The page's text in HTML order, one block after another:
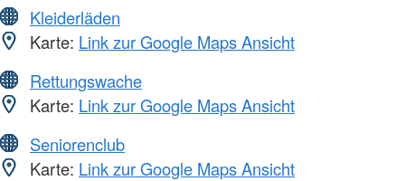
Kleiderläden
Karte: Link zur Google Maps Ansicht
Rettungswache
Karte: Link zur Google Maps Ansicht
Seniorenclub
Karte: Link zur Google Maps Ansicht